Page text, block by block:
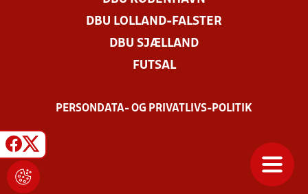
DBU LOLLAND-FALSTER
DBU SJÆLLAND
FUTSAL
PERSONDATA- OG PRIVATLIVS-POLITIK